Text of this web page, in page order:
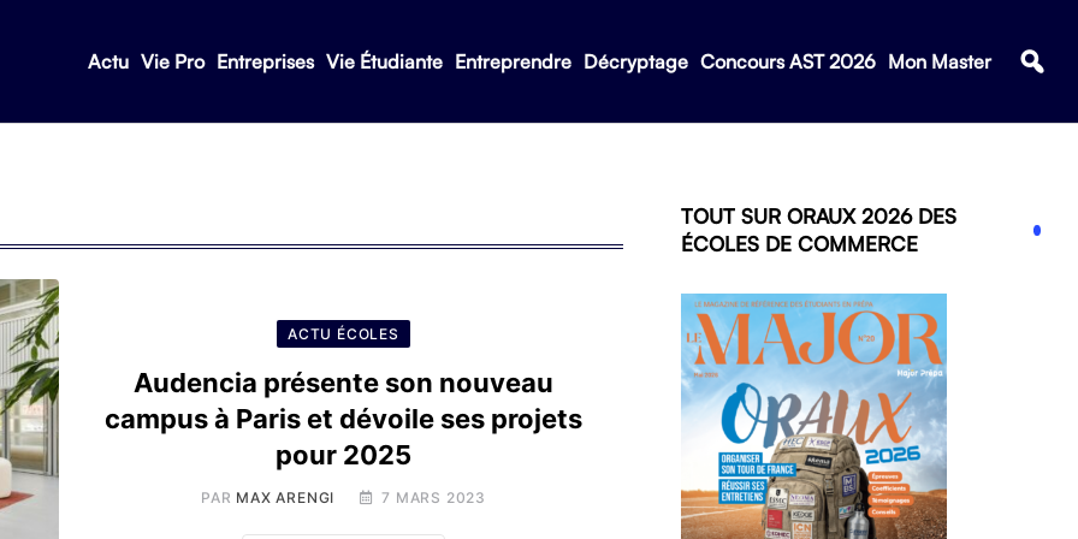
Actu Vie Pro Entreprises Vie Étudiante Entreprendre Décryptage Concours AST 2026 Mon Master
ACTU ÉCOLES
Audencia présente son nouveau
campus à Paris et dévoile ses projets
pour 2025
PAR MAX ARENGI 7 MARS 2023
TOUT SUR ORAUX 2026 DES
ÉCOLES DE COMMERCE